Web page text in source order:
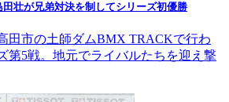
壮が兄弟対決を制してシリーズ初優勝
田市の土師ダムBMX TRACKで行わ
第5戦。地元でライバルたちを迎え撃